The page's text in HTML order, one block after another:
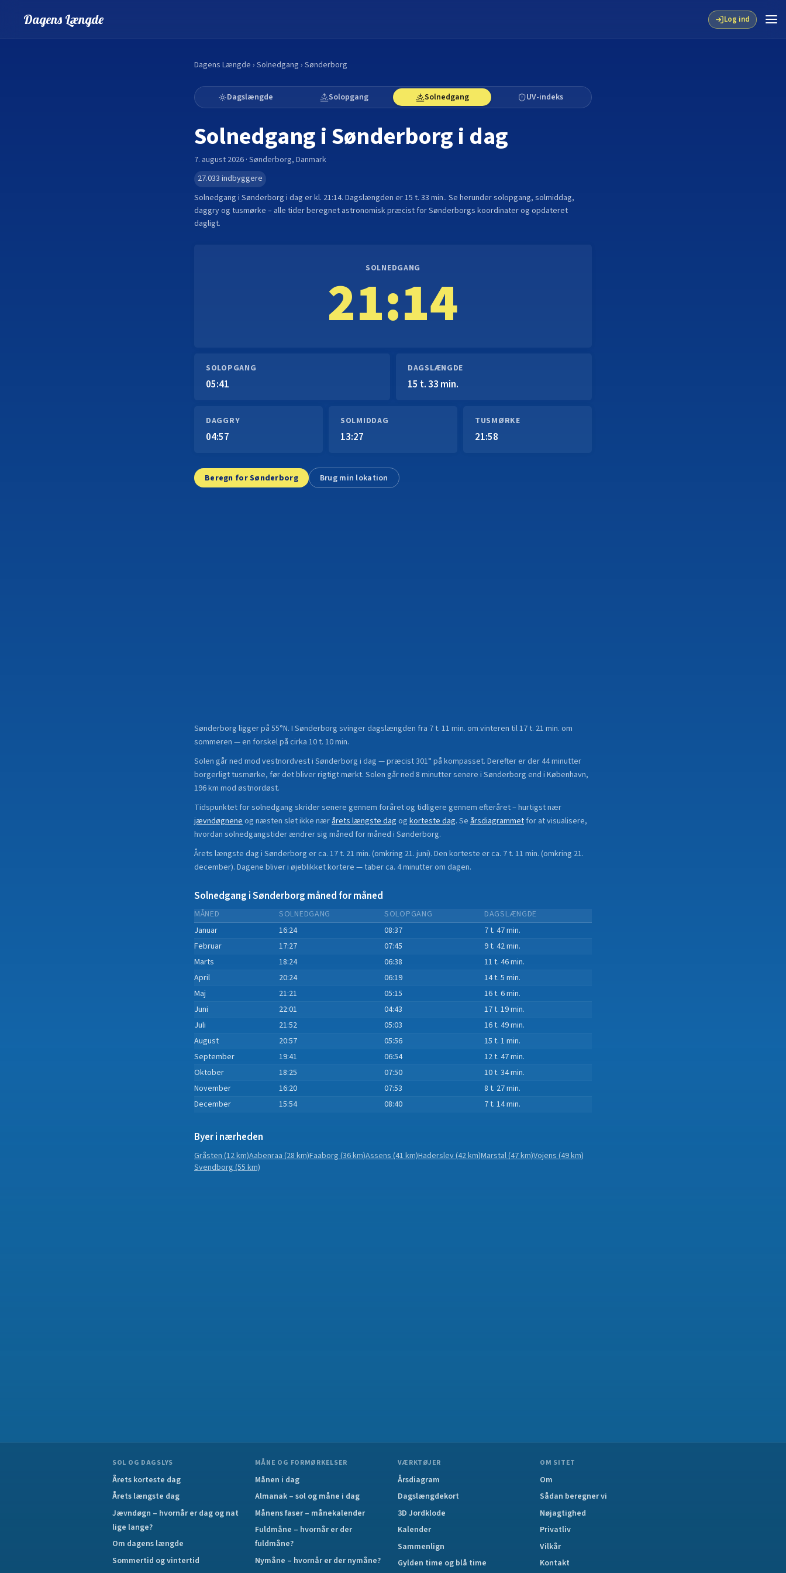
Dagens Længde Log ind
Dagens Længde › Solnedgang › Sønderborg
Dagslængde Solopgang Solnedgang UV-indeks
Solnedgang iSønderborgi dag
7. august 2026 · Sønderborg, Danmark
27.033 indbyggere
Solnedgang i Sønderborg i dag er kl. 21:14. Dagslængden er15 t. 33 min.. Se herunder solopgang, solmiddag,
daggry og tusmørke – alle tider beregnet astronomisk præcist forSønderborgs koordinater og opdateret
dagligt.
SOLNEDGANG
21:14
SOLOPGANG
05:41
DAGSLÆNGDE
15 t. 33 min.
DAGGRY
04:57
SOLMIDDAG
13:27
TUSMØRKE
21:58
Beregn for Sønderborg Brug min lokation
Sønderborg ligger på 55°N. I Sønderborg svinger dagslængden fra 7 t. 11 min. om vinteren til 17 t. 21 min. om
sommeren — en forskel på cirka 10 t. 10 min.
Solen går ned mod vestnordvest i Sønderborg i dag — præcist 301° på kompasset. Derefter er der 44 minutter
borgerligt tusmørke, før det bliver rigtigt mørkt. Solen går ned 8 minutter senere i Sønderborg end i København,
196 km mod østnordøst.
Tidspunktet for solnedgang skrider senere gennem foråret og tidligere gennem efteråret– hurtigst nær
jævndøgneneog næsten slet ikke nærårets længste dag og korteste dag. Se årsdiagrammetfor at visualisere,
hvordan solnedgangstider ændrer sig måned for måned i Sønderborg.
Årets længste dag i Sønderborg er ca. 17 t. 21 min. (omkring 21. juni). Den korteste er ca. 7 t. 11 min. (omkring 21.
december). Dagene bliver i øjeblikketkortere —taberca. 4minutterom dagen.
Solnedgang iSønderborg måned for måned
MÅNED SOLNEDGANG SOLOPGANG
DAGSLÆNGDE
Januar
16:24 08:37
7 t. 47 min.
Februar
17:27 07:45
9 t. 42 min.
Marts
18:24 06:38
11 t. 46 min.
April
20:24 06:19
14 t. 5 min.
Maj
21:21 05:15
16 t. 6 min.
Juni
22:01 04:43
17 t. 19 min.
Juli
21:52 05:03
16 t. 49 min.
August
20:57 05:56
15 t. 1 min.
September
19:41 06:54
12 t. 47 min.
Oktober
18:25 07:50
10 t. 34 min.
November
16:20 07:53
8 t. 27 min.
December
15:54 08:40 7 t. 14 min.
Byer i nærheden
Gråsten(12 km)Aabenraa(28 km)Faaborg(36 km)Assens(41 km)Haderslev(42 km)Marstal(47 km)Vojens(49 km)
Svendborg(55 km)
SOL OG DAGSLYS
Årets korteste dag
Årets længste dag
Jævndøgn – hvornår er dag og nat
lige lange?
Om dagens længde
Sommertid og vintertid
MÅNE OG FORMØRKELSER
Månen i dag
Almanak – sol og måne i dag
Månens faser – månekalender
Fuldmåne – hvornår er der
fuldmåne?
Nymåne – hvornår er der nymåne?
VÆRKTØJER
Årsdiagram
Dagslængdekort
3D Jordklode
Kalender
Sammenlign
Gylden time og blå time
OM SITET
Om
Sådan beregner vi
Nøjagtighed
Privatliv
Vilkår
Kontakt